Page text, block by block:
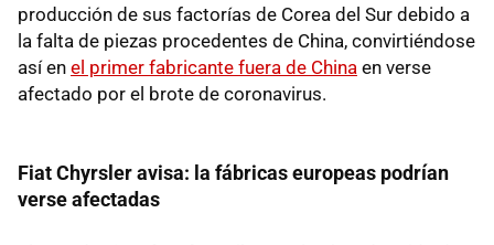
producción de sus factorías de Corea del Sur debido a
la falta de piezas procedentes de China, convirtiéndose
así en el primer fabricante fuera de China en verse
afectado por el brote de coronavirus.
Fiat Chyrsler avisa: la fábricas europeas podrían
verse afectadas